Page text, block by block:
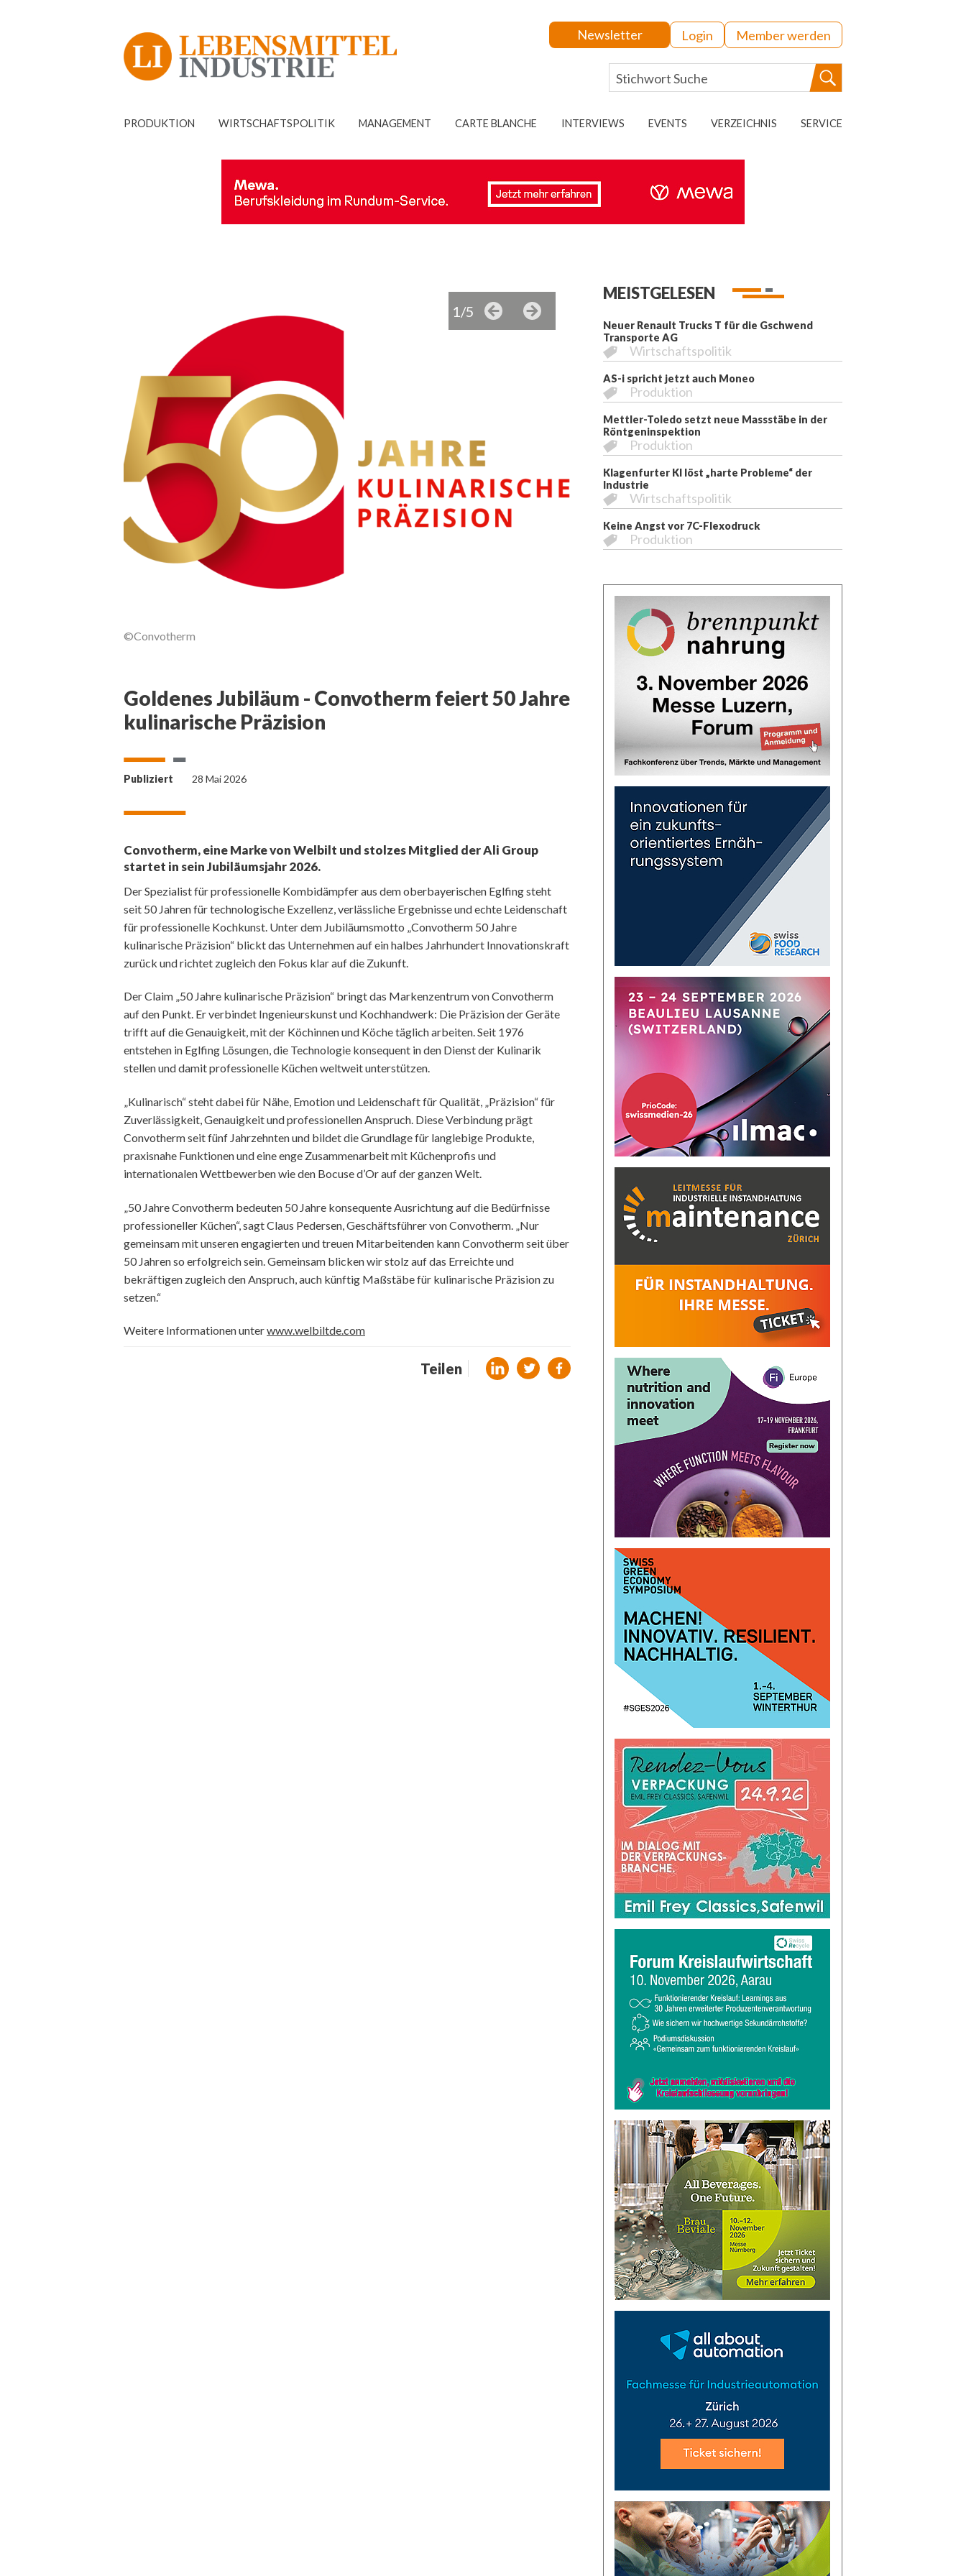
Newsletter Login Member werden
PRODUKTION WIRTSCHAFTSPOLITIK MANAGEMENT CARTE BLANCHE INTERVIEWS EVENTS VERZEICHNIS SERVICE
©Convotherm 1981, links Dittmann, rechts Schwarzbäcker ©Convotherm
1/5
Goldenes Jubiläum - Convotherm feiert 50 Jahre
kulinarische Präzision
Publiziert 28 Mai 2026
Convotherm, eine Marke von Welbilt und stolzes Mitglied der Ali Group
startet in sein Jubiläumsjahr 2026.
Der Spezialist für professionelle Kombidämpfer aus dem oberbayerischen Eglfing steht
seit 50 Jahren für technologische Exzellenz, verlässliche Ergebnisse und echte Leidenschaft
für professionelle Kochkunst. Unter dem Jubiläumsmotto „Convotherm 50 Jahre
kulinarische Präzision“ blickt das Unternehmen auf ein halbes Jahrhundert Innovationskraft
zurück und richtet zugleich den Fokus klar auf die Zukunft.
Der Claim „50 Jahre kulinarische Präzision“ bringt das Markenzentrum von Convotherm
auf den Punkt. Er verbindet Ingenieurskunst und Kochhandwerk: Die Präzision der Geräte
trifft auf die Genauigkeit, mit der Köchinnen und Köche täglich arbeiten. Seit 1976
entstehen in Eglfing Lösungen, die Technologie konsequent in den Dienst der Kulinarik
stellen und damit professionelle Küchen weltweit unterstützen.
„Kulinarisch“ steht dabei für Nähe, Emotion und Leidenschaft für Qualität, „Präzision“ für
Zuverlässigkeit, Genauigkeit und professionellen Anspruch. Diese Verbindung prägt
Convotherm seit fünf Jahrzehnten und bildet die Grundlage für langlebige Produkte,
praxisnahe Funktionen und eine enge Zusammenarbeit mit Küchenprofis und
internationalen Wettbewerben wie den Bocuse d’Or auf der ganzen Welt.
„50 Jahre Convotherm bedeuten 50 Jahre konsequente Ausrichtung auf die Bedürfnisse
professioneller Küchen“, sagt Claus Pedersen, Geschäftsführer von Convotherm. „Nur
gemeinsam mit unseren engagierten und treuen Mitarbeitenden kann Convotherm seit über
50 Jahren so erfolgreich sein. Gemeinsam blicken wir stolz auf das Erreichte und
bekräftigen zugleich den Anspruch, auch künftig Maßstäbe für kulinarische Präzision zu
setzen.“
Weitere Informationen unterwww.welbiltde.com
Teilen
MEISTGELESEN
Neuer Renault Trucks T für die Gschwend
Transporte AG
Wirtschaftspolitik
AS-i spricht jetzt auch Moneo
Produktion
Mettler-Toledo setzt neue Massstäbe in der
Röntgeninspektion
Produktion
Klagenfurter KI löst „harte Probleme“ der
Industrie
Wirtschaftspolitik
Keine Angst vor 7C-Flexodruck
Produktion